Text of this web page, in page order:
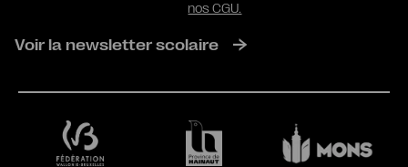
nos CGU.
Voir la newsletter scolaire